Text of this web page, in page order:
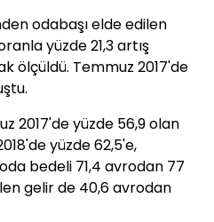
odabaşı elde edilen
yüzde 21,3 artış
ölçüldü. Temmuz 2017'de
2017'de yüzde 56,9 olan
yüzde 62,5'e,
bedeli 71,4 avrodan 77
gelir de 40,6 avrodan